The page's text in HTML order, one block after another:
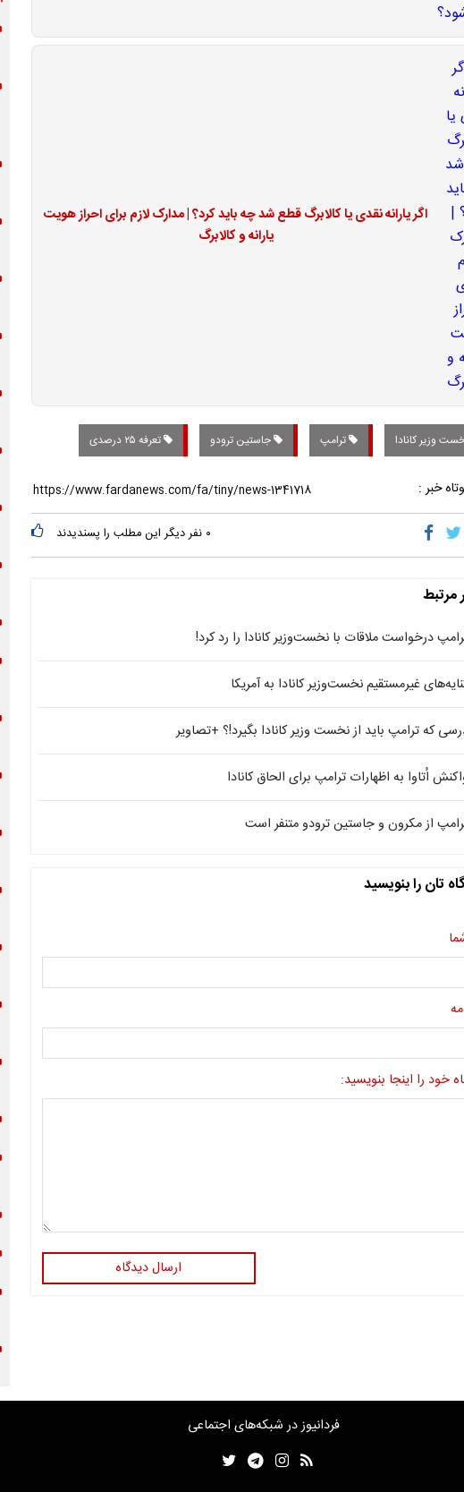
اگر یارانه نقدی یا کالابرگ قطع شد چه باید کرد؟ | مدارک لازم برای احراز هویت
یارانه و کالابرگ
وزیر کانادا ترامپ جاستین ترودو تعرفه ۲۵ درصدی
خبر :
۰ نفر دیگر این مطلب را پسندیدند
مرتبط
درخواست ملاقات با نخست‌وزیر کانادا را رد کرد!
غیرمستقیم نخست‌وزیر کانادا به آمریکا
که ترامپ باید از نخست وزیر کانادا بگیرد!؟ +تصاویر
اُتاوا به اظهارات ترامپ برای الحاق کانادا
از مکرون و جاستین ترودو متنفر است
تان را بنویسید
خود را اینجا بنویسید:
ارسال دیدگاه
فردانیوز در شبکه‌های اجتماعی